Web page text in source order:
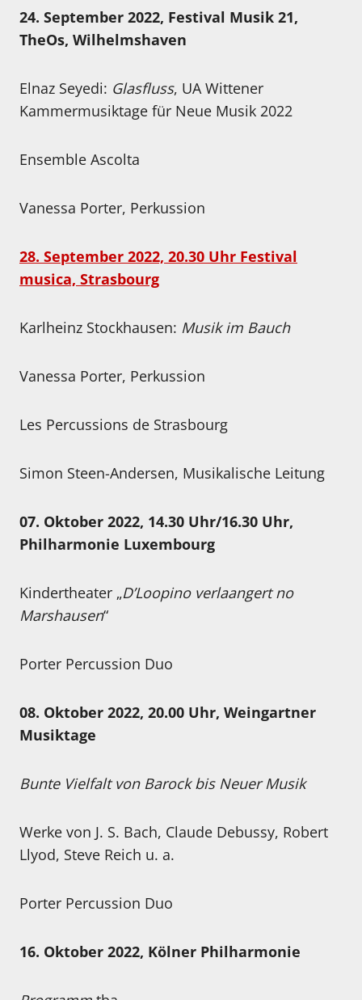
24. September 2022, Festival Musik 21,
TheOs, Wilhelmshaven
Elnaz Seyedi: Glasfluss, UA Wittener
Kammermusiktage für Neue Musik 2022
Ensemble Ascolta
Vanessa Porter, Perkussion
28. September 2022, 20.30 Uhr Festival
musica, Strasbourg
Karlheinz Stockhausen: Musik im Bauch
Vanessa Porter, Perkussion
Les Percussions de Strasbourg
Simon Steen-Andersen, Musikalische Leitung
07. Oktober 2022, 14.30 Uhr/16.30 Uhr,
Philharmonie Luxembourg
Kindertheater „D’Loopino verlaangert no
Marshausen“
Porter Percussion Duo
08. Oktober 2022, 20.00 Uhr, Weingartner
Musiktage
Bunte Vielfalt von Barock bis Neuer Musik
Werke von J. S. Bach, Claude Debussy, Robert
Llyod, Steve Reich u. a.
Porter Percussion Duo
16. Oktober 2022, Kölner Philharmonie